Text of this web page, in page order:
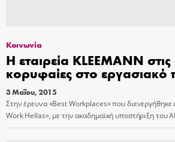
Κοινωνία
Η εταιρεία KLEEMANN
κορυφαίες στο εργασιακό
3 Μαΐου, 2015
Στην έρευνα «Best Workplaces» που
Work Hellas», με την ακαδημαϊκή υποστήριξη του